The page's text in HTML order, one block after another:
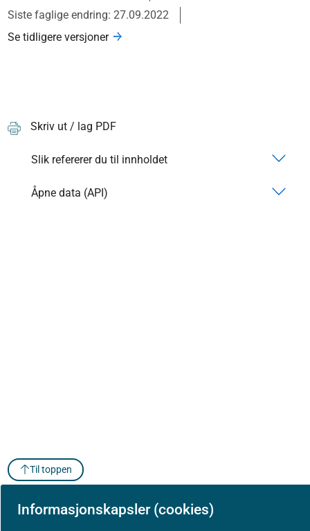
Informasjonskapsler (cookies)
Siste faglige endring: 27.09.2022
Se tidligere versjoner
Skriv ut / lag PDF
Slik refererer du til innholdet
Åpne data (API)
Til toppen